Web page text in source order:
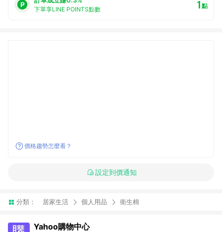
下單享LINE POINTS點數 1點
價格趨勢怎麼看？
設定到價通知
分類： 居家生活 個人用品 衛生棉
Yahoo購物中心